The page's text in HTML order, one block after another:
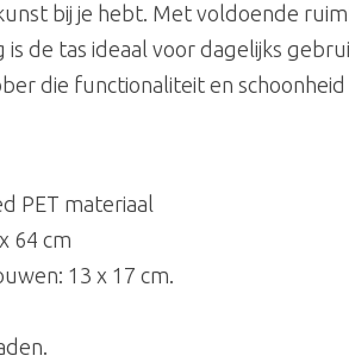
bij je hebt. Met voldoende
de tas ideaal voor dagelijks
die functionaliteit en
PET materiaal
64 cm
13 x 17 cm.